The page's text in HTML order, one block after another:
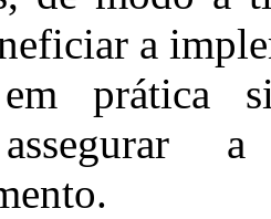
a
prática
assegurar